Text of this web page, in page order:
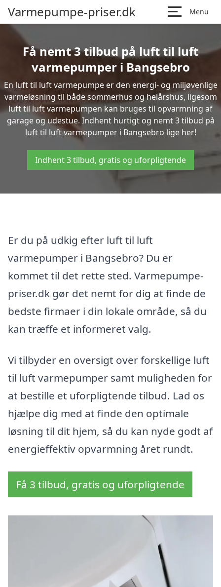
Varmepumpe-priser.dk Menu
Få nemt 3 tilbud på luft til luft
varmepumper i Bangsebro
En luft til luft varmepumpe er den energi- og miljøvenlige
varmeløsning til både sommerhus og helårshus, ligesom
luft til luft varmepumpen kan bruges til opvarmning af
garage og udestue. Indhent hurtigt og nemt 3 tilbud på
luft til luft varmepumper i Bangsebro lige her!
Indhent 3 tilbud, gratis og uforpligtende
Er du på udkig efter luft til luft
varmepumper i Bangsebro? Du er
kommet til det rette sted. Varmepumpe-
priser.dk gør det nemt for dig at finde de
bedste firmaer i din lokale område, så du
kan træffe et informeret valg.
Vi tilbyder en oversigt over forskellige luft
til luft varmepumper samt muligheden for
at bestille et uforpligtende tilbud. Lad os
hjælpe dig med at finde den optimale
løsning til dit hjem, så du kan nyde godt af
energieffektiv opvarmning året rundt.
Få 3 tilbud, gratis og uforpligtende